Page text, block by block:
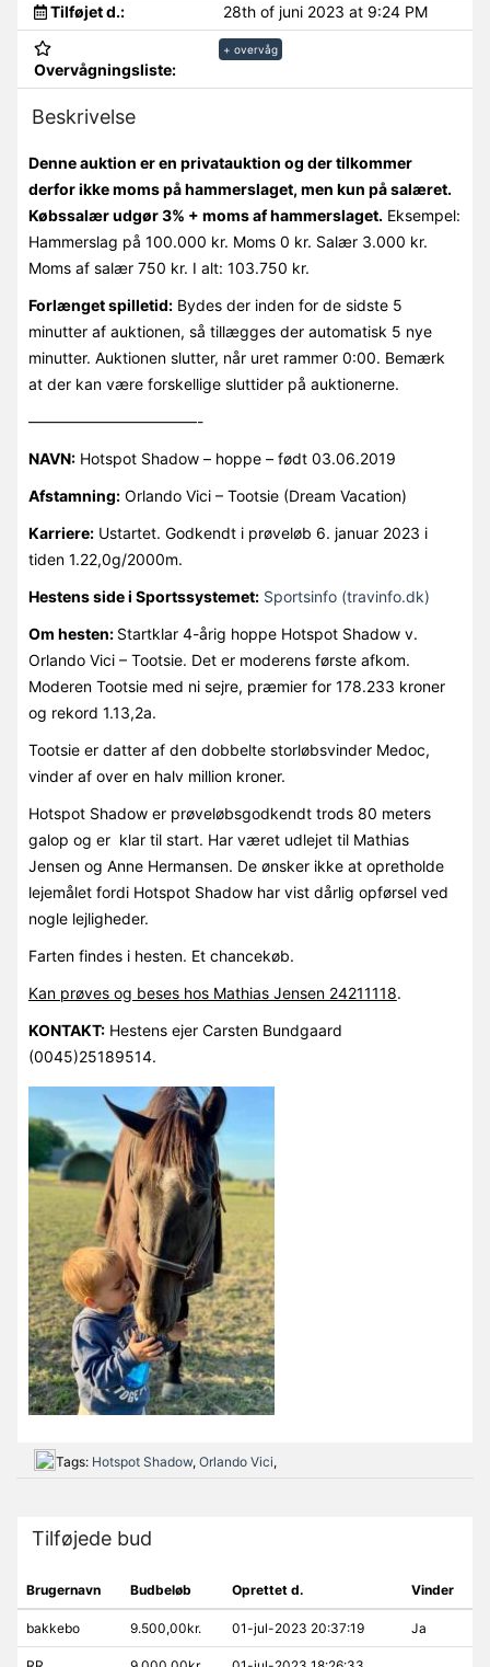
Tilføjet d.:
28th of juni 2023 at 9:24 PM
Overvågningsliste:
+ overvåg
Beskrivelse
Denne auktion er en privatauktion og der tilkommer
derfor ikke moms på hammerslaget, men kun på salæret.
Købssalær udgør 3% + moms af hammerslaget.Eksempel:
Hammerslag på 100.000 kr. Moms 0 kr. Salær 3.000 kr.
Moms af salær 750 kr. I alt: 103.750 kr.
Forlænget spilletid:Bydes der inden for de sidste 5
minutter af auktionen, så tillægges der automatisk 5 nye
minutter. Auktionen slutter, når uret rammer 0:00. Bemærk
at der kan være forskellige sluttider på auktionerne.
———————————-
NAVN:Hotspot Shadow – hoppe – født 03.06.2019
Afstamning:Orlando Vici – Tootsie (Dream Vacation)
Karriere:Ustartet. Godkendt i prøveløb 6. januar 2023 i
tiden 1.22,0g/2000m.
Hestens side i Sportssystemet: Sportsinfo (travinfo.dk)
Om hesten: Startklar 4-årig hoppe Hotspot Shadow v.
Orlando Vici – Tootsie. Det er moderens første afkom.
Moderen Tootsie med ni sejre, præmier for 178.233 kroner
og rekord 1.13,2a.
Tootsie er datter af den dobbelte storløbsvinder Medoc,
vinder af over en halv million kroner.
Hotspot Shadow er prøveløbsgodkendt trods 80 meters
galop og er klar til start. Har været udlejet til Mathias
Jensen og Anne Hermansen. De ønsker ikke at opretholde
lejemålet fordi Hotspot Shadow har vist dårlig opførsel ved
nogle lejligheder.
Farten findes i hesten. Et chancekøb.
Kan prøves og beses hos Mathias Jensen 24211118.
KONTAKT:Hestens ejer Carsten Bundgaard
(0045)25189514.
Tags: Hotspot Shadow, Orlando Vici,
Tilføjede bud
Brugernavn Budbeløb Oprettet d. Vinder
bakkebo 9.500,00kr. 01-jul-2023 20:37:19 Ja